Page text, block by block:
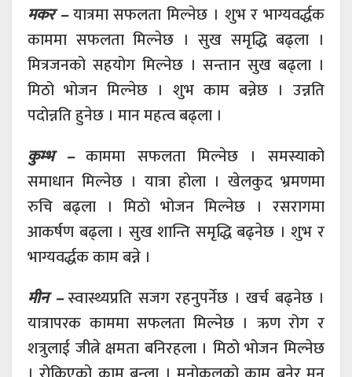
मकर –यात्रमा सफलता मिल्नेछ । शुभ र भाग्यवर्द्धक
काममा सफलता मिल्नेछ । सुख समृद्धि बढ्ला ।
मित्रजनको सहयोग मिल्नेछ । सन्तान सुख बढ्ला ।
मिठो भोजन मिल्नेछ । शुभ काम बन्नेछ । उन्नति
पदोन्नति हुनेछ । मान महत्व बढ्ला ।
कुम्भ –काममा सफलता मिल्नेछ । समस्याको
समाधान मिल्नेछ । यात्रा होला । खेलकुद भ्रमणमा
रुचि बढ्ला । मिठो भोजन मिल्नेछ । रसरागमा
आकर्षण बढ्ला । सुख शान्ति समृद्धि बढ्नेछ । शुभ र
भाग्यवर्द्धक काम बन्ने ।
मीन –स्वास्थ्यप्रति सजग रहनुपर्नेछ । खर्च बढ्नेछ ।
यात्रापरक काममा सफलता मिल्नेछ । ऋण रोग र
शत्रुलाई जीत्ने क्षमता बनिरहला । मिठो भोजन मिल्नेछ